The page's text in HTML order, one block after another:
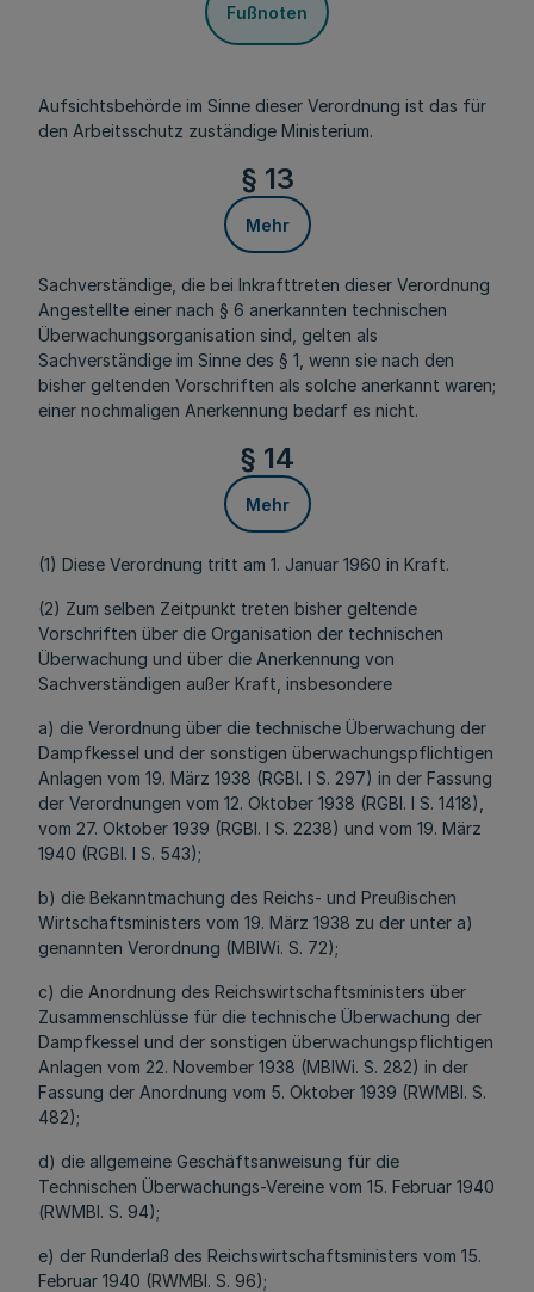
Fußnoten
Aufsichtsbehörde im Sinne dieser Verordnung ist das für
den Arbeitsschutz zuständige Ministerium.
§ 13
Mehr
Sachverständige, die bei Inkrafttreten dieser Verordnung
Angestellte einer nach § 6 anerkannten technischen
Überwachungsorganisation sind, gelten als
Sachverständige im Sinne des § 1, wenn sie nach den
bisher geltenden Vorschriften als solche anerkannt waren;
einer nochmaligen Anerkennung bedarf es nicht.
§ 14
Mehr
(1) Diese Verordnung tritt am 1. Januar 1960 in Kraft.
(2) Zum selben Zeitpunkt treten bisher geltende
Vorschriften über die Organisation der technischen
Überwachung und über die Anerkennung von
Sachverständigen außer Kraft, insbesondere
a) die Verordnung über die technische Überwachung der
Dampfkessel und der sonstigen überwachungspflichtigen
Anlagen vom 19. März 1938 (RGBl. I S. 297) in der Fassung
der Verordnungen vom 12. Oktober 1938 (RGBl. I S. 1418),
vom 27. Oktober 1939 (RGBl. I S. 2238) und vom 19. März
1940 (RGBl. I S. 543);
b) die Bekanntmachung des Reichs- und Preußischen
Wirtschaftsministers vom 19. März 1938 zu der unter a)
genannten Verordnung (MBIWi. S. 72);
c) die Anordnung des Reichswirtschaftsministers über
Zusammenschlüsse für die technische Überwachung der
Dampfkessel und der sonstigen überwachungspflichtigen
Anlagen vom 22. November 1938 (MBIWi. S. 282) in der
Fassung der Anordnung vom 5. Oktober 1939 (RWMBl. S.
482);
d) die allgemeine Geschäftsanweisung für die
Technischen Überwachungs-Vereine vom 15. Februar 1940
(RWMBl. S. 94);
e) der Runderlaß des Reichswirtschaftsministers vom 15.
Februar 1940 (RWMBl. S. 96);